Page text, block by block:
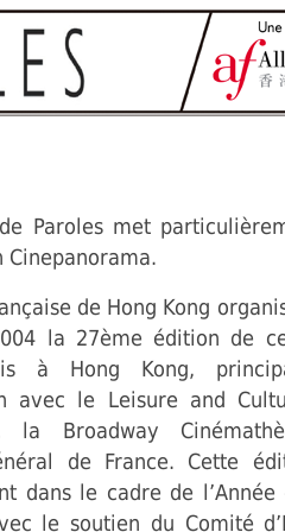
Paroles met
Cinepanorama.
de Hong Kong
la 27ème édition de
à Hong Kong,
avec le Leisure and
la Broadway
de France. Cette
dans le cadre de l’Année
le soutien du Comité